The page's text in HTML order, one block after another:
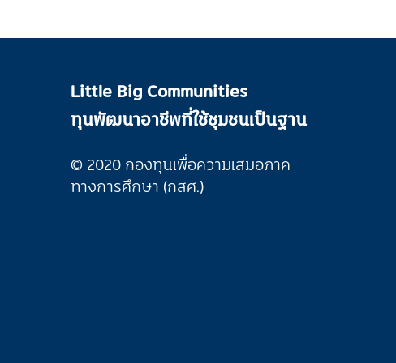
Little Big Communities
ทุนพัฒนาอาชีพที่ใช้ชุมชนเป็นฐาน
© 2020 กองทุนเพื่อความเสมอภาค
ทางการศึกษา (กสศ.)